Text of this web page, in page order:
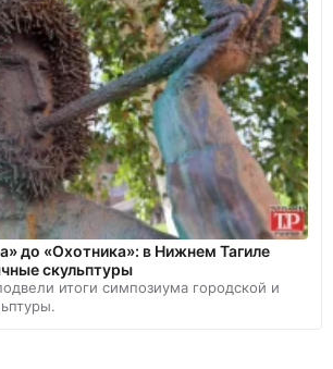
до «Охотника»: в Нижнем Тагиле
скульптуры
итоги симпозиума городской и